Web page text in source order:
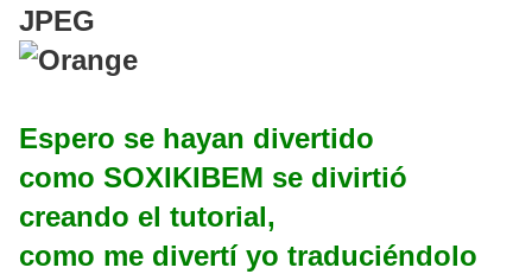
JPEG
Espero se hayan divertido
como SOXIKIBEM se divirtió
creando el tutorial,
como me divertí yo traduciéndolo